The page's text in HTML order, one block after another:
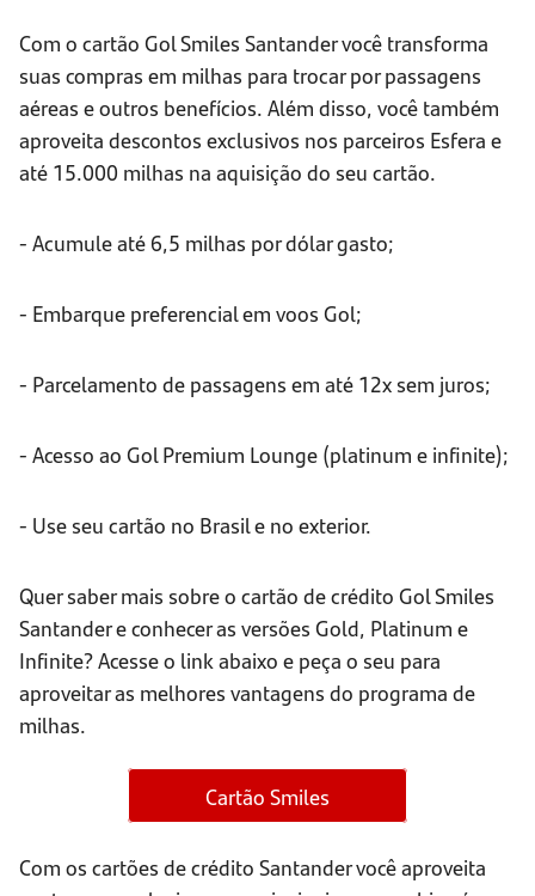
Com o cartão Gol Smiles Santander você transforma
suas compras em milhas para trocar por passagens
aéreas e outros benefícios. Além disso, você também
aproveita descontos exclusivos nos parceiros Esfera e
até 15.000 milhas na aquisição do seu cartão.
- Acumule até 6,5 milhas por dólar gasto;
- Embarque preferencial em voos Gol;
- Parcelamento de passagens em até 12x sem juros;
- Acesso ao Gol Premium Lounge (platinum e infinite);
- Use seu cartão no Brasil e no exterior.
Quer saber mais sobre o cartão de crédito Gol Smiles
Santander e conhecer as versões Gold, Platinum e
Infinite? Acesse o link abaixo e peça o seu para
aproveitar as melhores vantagens do programa de
milhas.
Cartão Smiles
Com os cartões de crédito Santander você aproveita